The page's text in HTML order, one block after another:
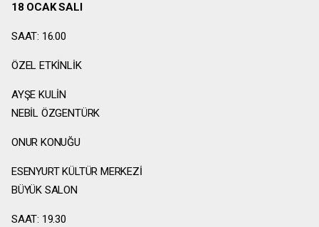
18 OCAK SALI
SAAT: 16.00
ÖZEL ETKİNLİK
AYŞE KULİN
NEBİL ÖZGENTÜRK
ONUR KONUĞU
ESENYURT KÜLTÜR MERKEZİ
BÜYÜK SALON
SAAT: 19.30